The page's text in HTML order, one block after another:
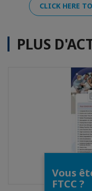
CLICK HERE
PLUS
Vous
FTCC ?